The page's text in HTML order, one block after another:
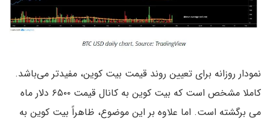
نمودار روزانه برای تعیین روند قیمت بیت کوین، مفیدتر می‌باشد.
کاملا مشخص است که بیت کوین به کانال قیمت ۶۵۰۰ دلار ماه
می برگشته است. اما علاوه بر این موضوع، ظاهراً بیت کوین به